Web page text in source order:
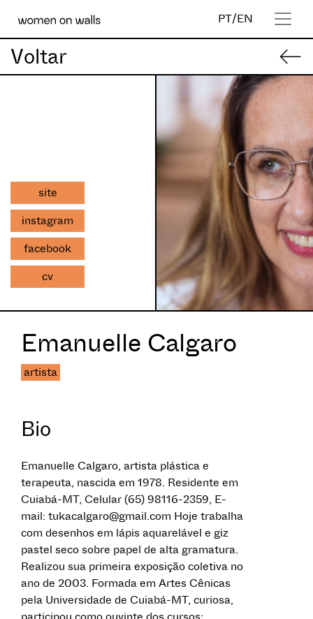
PT/EN
Voltar
site
instagram
facebook
cv
Emanuelle Calgaro
artista
Bio
Emanuelle Calgaro, artista plástica e
terapeuta, nascida em 1978. Residente em
Cuiabá-MT, Celular (65) 98116-2359, E-
mail: tukacalgaro@gmail.com Hoje trabalha
com desenhos em lápis aquarelável e giz
pastel seco sobre papel de alta gramatura.
Realizou sua primeira exposição coletiva no
ano de 2003. Formada em Artes Cênicas
pela Universidade de Cuiabá-MT, curiosa,